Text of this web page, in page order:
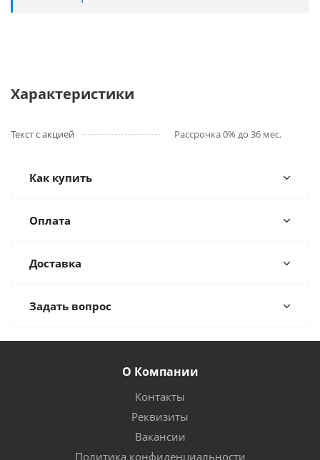
Характеристики
Текст с акцией Рассрочка 0% до 36 мес.
Как купить
Оплата
Доставка
Задать вопрос
О Компании
Контакты
Реквизиты
Вакансии
Политика конфиденциальности